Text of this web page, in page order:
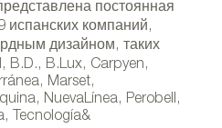
постоянная
испанских компаний,
дизайном, таких
B.D., B.Lux, Carpyen,
Marset,
NuevaLínea, Perobell,
Tecnología&